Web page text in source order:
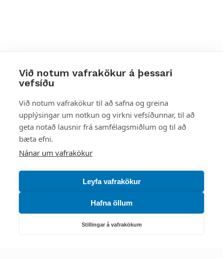
Við notum vafrakökur á þessari
vefsíðu
Við notum vafrakökur til að safna og greina
upplýsingar um notkun og virkni vefsíðunnar, til að
geta notað lausnir frá samfélagsmiðlum og til að
bæta efni.
Nánar um vafrakökur
Leyfa vafrakökur
Hafna öllum
Stillingar á vafrakökum
Styttu þér leið
Mest skoðað
Starfsstöðvar
Náttúruverndarstofnun
Veiðimál, friðlýst svæði, landvarsla og náttúruvernd